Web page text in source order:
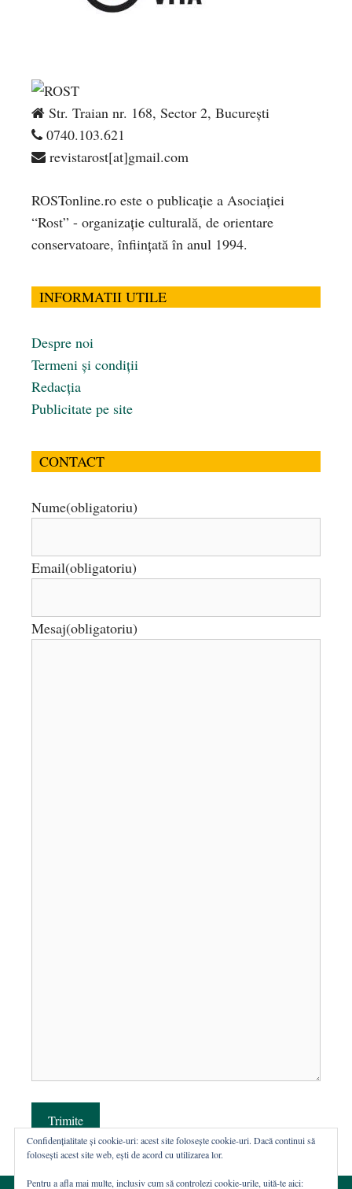
Str. Traian nr. 168, Sector 2, București
0740.103.621
revistarost[at]gmail.com
ROSTonline.ro este o publicaţie a Asociaţiei
“Rost” - organizaţie culturală, de orientare
conservatoare, înfiinţată în anul 1994.
INFORMATII UTILE
Despre noi
Termeni și condiții
Redacția
Publicitate pe site
CONTACT
Nume(obligatoriu)
Email(obligatoriu)
Mesaj(obligatoriu)
Trimite
Confidențialitate și cookie-uri: acest site folosește cookie-uri. Dacă continui să
folosești acest site web, ești de acord cu utilizarea lor.
Pentru a afla mai multe, inclusiv cum să controlezi cookie-urile, uită-te aici: